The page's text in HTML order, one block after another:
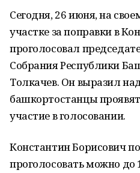
Сегодня, 26 июня, на
участке за поправки в
проголосовал
Собрания Республики
Толкачев. Он выразил
башкортостанцы
участие в голосовании.
Константин Борисович
проголосовать можно